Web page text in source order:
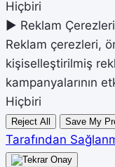
Hiçbiri
► Reklam Çerezleri
Reklam çerezleri,
kişiselleştirilmiş
kampanyalarının
Hiçbiri
Reject All Save My
Tarafından